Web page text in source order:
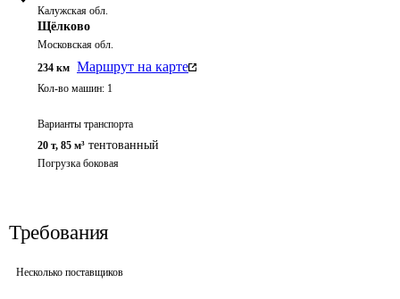
Калужская обл.
Щёлково
Московская обл.
234 км Маршрут на карте
Кол-во машин: 1
Варианты транспорта
20 т, 85 м³ тентованный
Погрузка боковая
Требования
Несколько поставщиков